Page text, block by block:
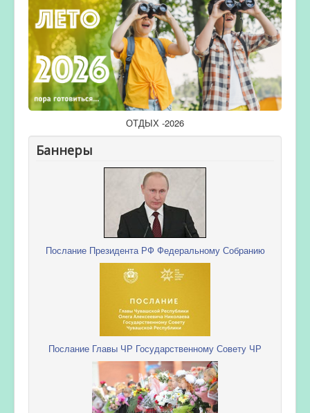
ОТДЫХ -2026
Баннеры
Послание Президента РФ Федеральному Собранию
Послание Главы ЧР Государственному Совету ЧР